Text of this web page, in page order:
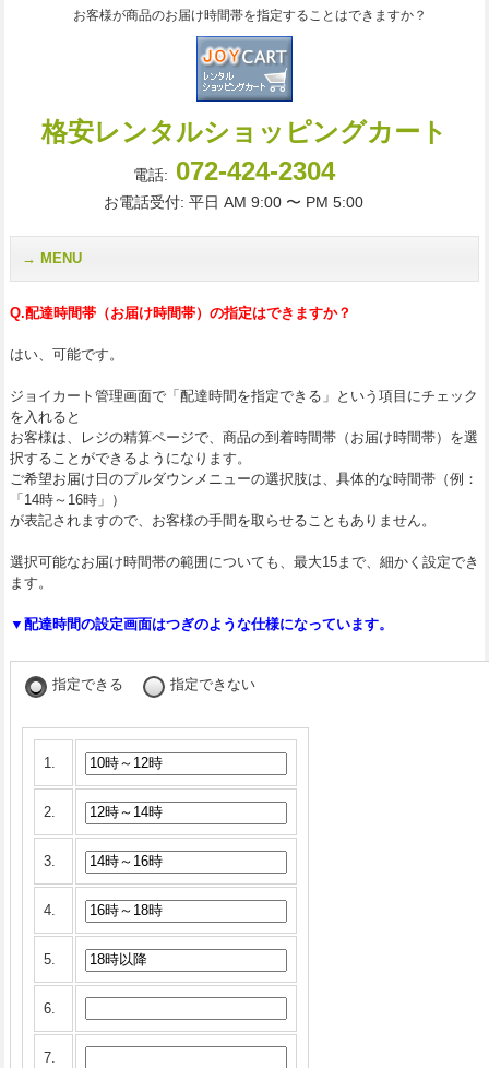
お客様が商品のお届け時間帯を指定することはできますか？
格安レンタルショッピングカート
電話: 072-424-2304
お電話受付: 平日 AM 9:00 〜 PM 5:00
MENU
Q.配達時間帯（お届け時間帯）の指定はできますか？
はい、可能です。
ジョイカート管理画面で「配達時間を指定できる」という項目にチェック
を入れると
お客様は、レジの精算ページで、商品の到着時間帯（お届け時間帯）を選
択することができるようになります。
ご希望お届け日のプルダウンメニューの選択肢は、具体的な時間帯（例：
「14時～16時」）
が表記されますので、お客様の手間を取らせることもありません。
選択可能なお届け時間帯の範囲についても、最大15まで、細かく設定でき
ます。
▼配達時間の設定画面はつぎのような仕様になっています。
指定できる 指定できない
1.
2.
3.
4.
5.
6.
7.